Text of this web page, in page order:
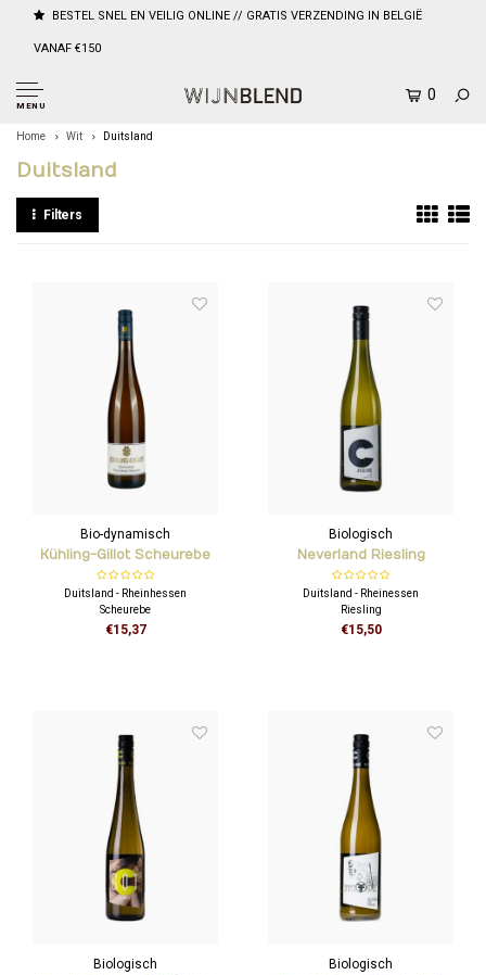
BESTEL SNEL EN VEILIG ONLINE // GRATIS VERZENDING IN BELGIË
VANAF €150
MENU
0
Home Wit Duitsland
Duitsland
Filters
Bio-dynamisch
Kühling-Gillot Scheurebe
Trocken - Qvinterra
Duitsland - Rheinhessen
Scheurebe
€15,37
Biologisch
Neverland Riesling
Duitsland - Rheinessen
Riesling
€15,50
Biologisch
Biologisch